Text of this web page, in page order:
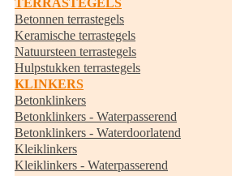
TERRASTEGELS
Betonnen terrastegels
Keramische terrastegels
Natuursteen terrastegels
Hulpstukken terrastegels
KLINKERS
Betonklinkers
Betonklinkers - Waterpasserend
Betonklinkers - Waterdoorlatend
Kleiklinkers
Kleiklinkers - Waterpasserend